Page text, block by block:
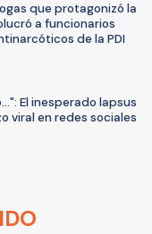
que protagonizó la
a funcionarios
de la PDI
El inesperado lapsus
viral en redes sociales